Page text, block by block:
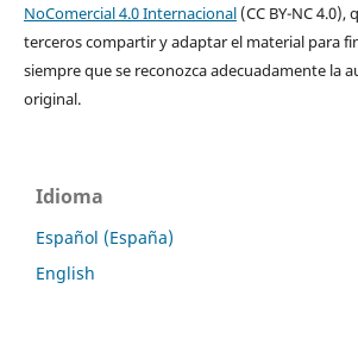
NoComercial 4.0 Internacional(CC BY-NC 4.0),
terceros compartir y adaptar el material para
siempre que se reconozca adecuadamente la
original.
Idioma
Español (España)
English